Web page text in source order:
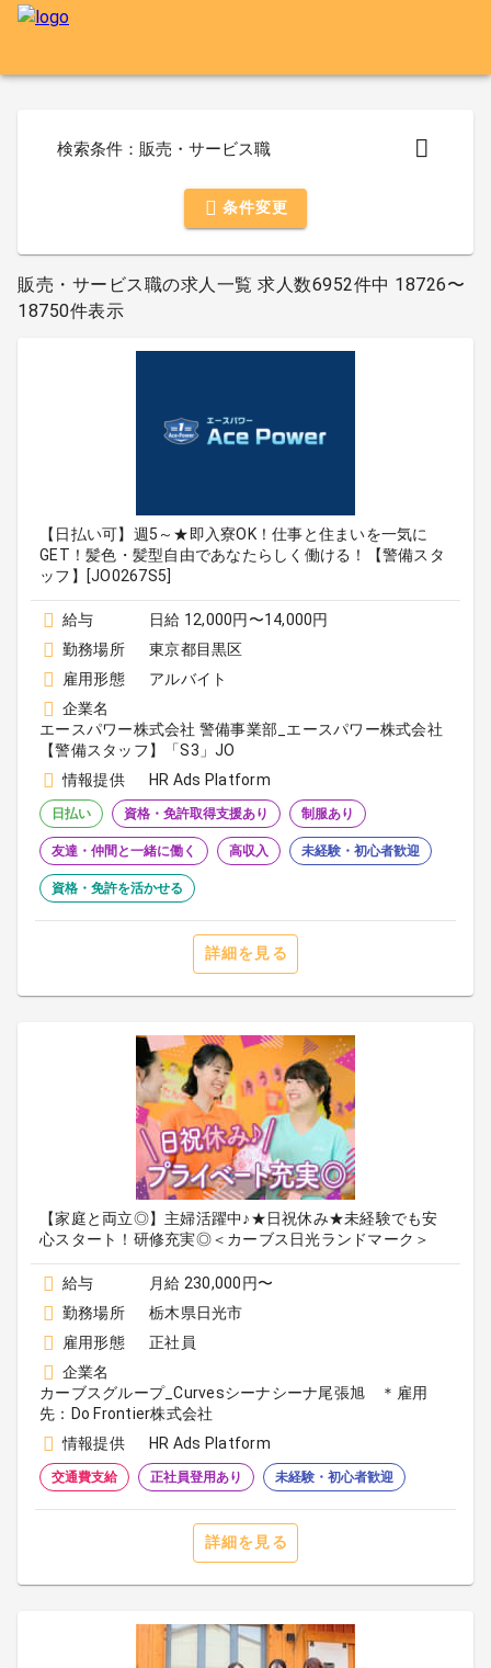
検索条件：販売・サービス職
条件変更
販売・サービス職の求人一覧 求人数6952件中 18726〜
18750件表示
【日払い可】週5～★即入寮OK！仕事と住まいを一気に
GET！髪色・髪型自由であなたらしく働ける！【警備スタ
ッフ】[JO0267S5]
給与
日給 12,000円〜14,000円
勤務場所
東京都目黒区
雇用形態
アルバイト
企業名
エースパワー株式会社 警備事業部_エースパワー株式会社
【警備スタッフ】「S3」JO
情報提供
HR Ads Platform
日払い 資格・免許取得支援あり 制服あり
友達・仲間と一緒に働く 高収入 未経験・初心者歓迎
資格・免許を活かせる
詳細を見る
【家庭と両立◎】主婦活躍中♪★日祝休み★未経験でも安
心スタート！研修充実◎＜カーブス日光ランドマーク＞
給与
月給 230,000円〜
勤務場所
栃木県日光市
雇用形態
正社員
企業名
カーブスグループ_Curvesシーナシーナ尾張旭 ＊雇用
先：Do Frontier株式会社
情報提供
HR Ads Platform
交通費支給 正社員登用あり 未経験・初心者歓迎
詳細を見る